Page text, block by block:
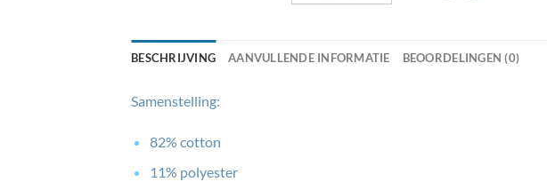
BESCHRIJVING AANVULLENDE INFORMATIE BEOORDELINGEN (0)
Samenstelling:
82% cotton
11% polyester